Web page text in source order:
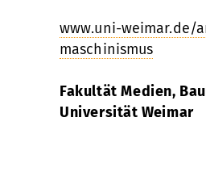
www.uni-weimar.de/
maschinismus
Fakultät Medien,
Universität Weimar